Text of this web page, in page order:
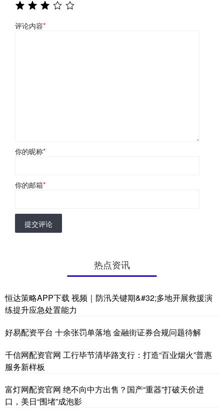
评论内容*
你的昵称*
你的邮箱*
提交评论
热点资讯
恒达策略APP下载 视频｜防汛关键期&#32;多地开展救援演
练提升应急处置能力
好易配资平台 十余张罚单落地 金融街证券合规问题待解
千信网配资官网 工行毕节清毕路支行：打造“百业烟火”普惠
服务新样板
富灯网配资官网 绝不向中方出售？国产“重器”打破天价进
口，美日“围堵”成泡影